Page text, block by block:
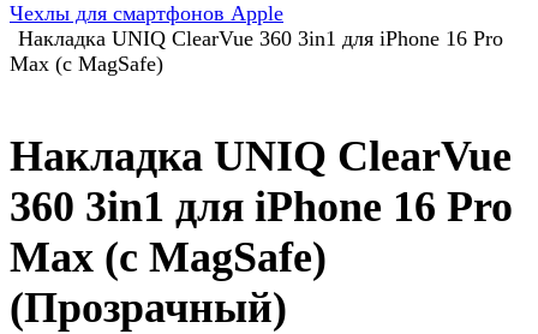
Чехлы для смартфонов Apple
Накладка UNIQ ClearVue 360 3in1 для iPhone 16 Pro
Max (с MagSafe)
Накладка UNIQ ClearVue
360 3in1 для iPhone 16 Pro
Max (с MagSafe)
(Прозрачный)